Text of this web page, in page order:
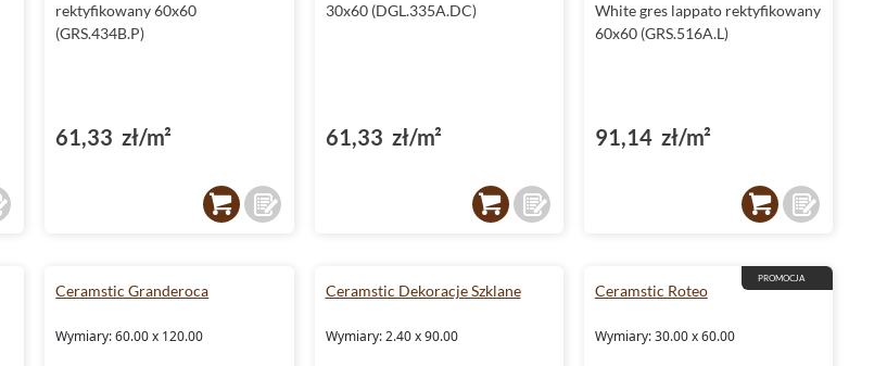
rektyfikowany 60x60
(GRS.434B.P)
61,33 zł/m²
30x60 (DGL.335A.DC)
61,33 zł/m²
White gres lappato rektyfikowany
60x60 (GRS.516A.L)
91,14 zł/m²
Ceramstic Granderoca
Wymiary: 60.00 x 120.00
Ceramstic Dekoracje Szklane
Wymiary: 2.40 x 90.00
PROMOCJA
Ceramstic Roteo
Wymiary: 30.00 x 60.00